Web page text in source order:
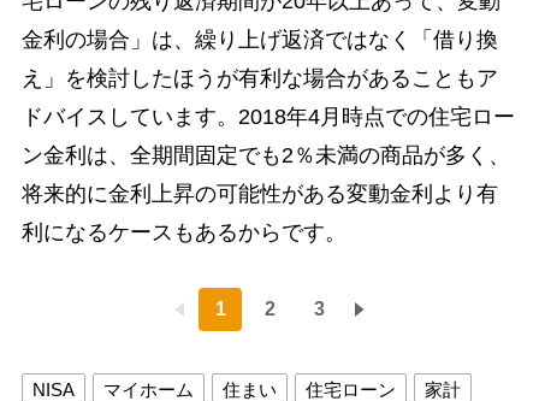
金利の場合」は、繰り上げ返済ではなく「借り換
え」を検討したほうが有利な場合があることもア
ドバイスしています。2018年4月時点での住宅ロー
ン金利は、全期間固定でも2％未満の商品が多く、
将来的に金利上昇の可能性がある変動金利より有
利になるケースもあるからです。
1 2 3
NISA マイホーム 住まい 住宅ローン
家計